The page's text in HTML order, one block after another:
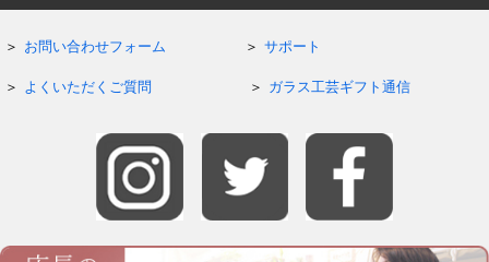
お問い合わせフォーム サポート
よくいただくご質問 ガラス工芸ギフト通信